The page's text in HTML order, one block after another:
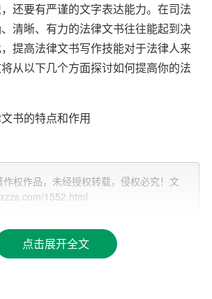
还要有严谨的文字表达能力。在司法
清晰、有力的法律文书往往能起到决
提高法律文书写作技能对于法律人来
从以下几个方面探讨如何提高你的法
书的特点和作用
谨性、准确性、明确性、规范性和逻
书，首先要深入了解这些特点，并在
。
和实践经验
权作品，未经授权转载，侵权必究！文
1552.html
点击展开全文